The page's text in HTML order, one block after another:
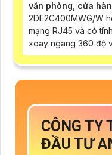
văn phòng, cửa
2DE2C400MWG/W
mạng RJ45 và có
xoay ngang 360 độ
CÔNG TY
ĐẦU TƯ